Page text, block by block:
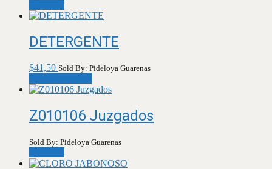
DETERGENTE
$41,50 Sold By: Pideloya Guarenas
Z010106 Juzgados
Sold By: Pideloya Guarenas